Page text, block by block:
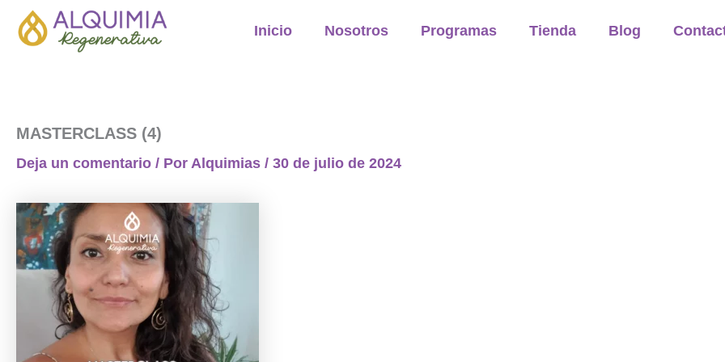
Inicio Nosotros Programas Tienda Blog
MASTERCLASS (4)
Deja un comentario / Por Alquimias / 30 de julio de 2024